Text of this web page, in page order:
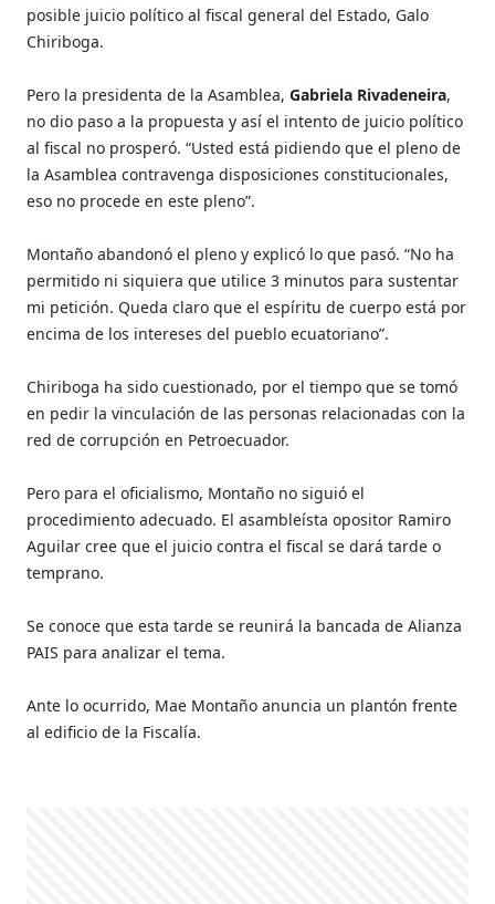
posible juicio político al fiscal general del Estado, Galo
Chiriboga.
Pero la presidenta de la Asamblea, Gabriela Rivadeneira,
no dio paso a la propuesta y así el intento de juicio político
al fiscal no prosperó. “Usted está pidiendo que el pleno de
la Asamblea contravenga disposiciones constitucionales,
eso no procede en este pleno”.
Montaño abandonó el pleno y explicó lo que pasó. “No ha
permitido ni siquiera que utilice 3 minutos para sustentar
mi petición. Queda claro que el espíritu de cuerpo está por
encima de los intereses del pueblo ecuatoriano”.
Chiriboga ha sido cuestionado, por el tiempo que se tomó
en pedir la vinculación de las personas relacionadas con la
red de corrupción en Petroecuador.
Pero para el oficialismo, Montaño no siguió el
procedimiento adecuado. El asambleísta opositor Ramiro
Aguilar cree que el juicio contra el fiscal se dará tarde o
temprano.
Se conoce que esta tarde se reunirá la bancada de Alianza
PAIS para analizar el tema.
Ante lo ocurrido, Mae Montaño anuncia un plantón frente
al edificio de la Fiscalía.